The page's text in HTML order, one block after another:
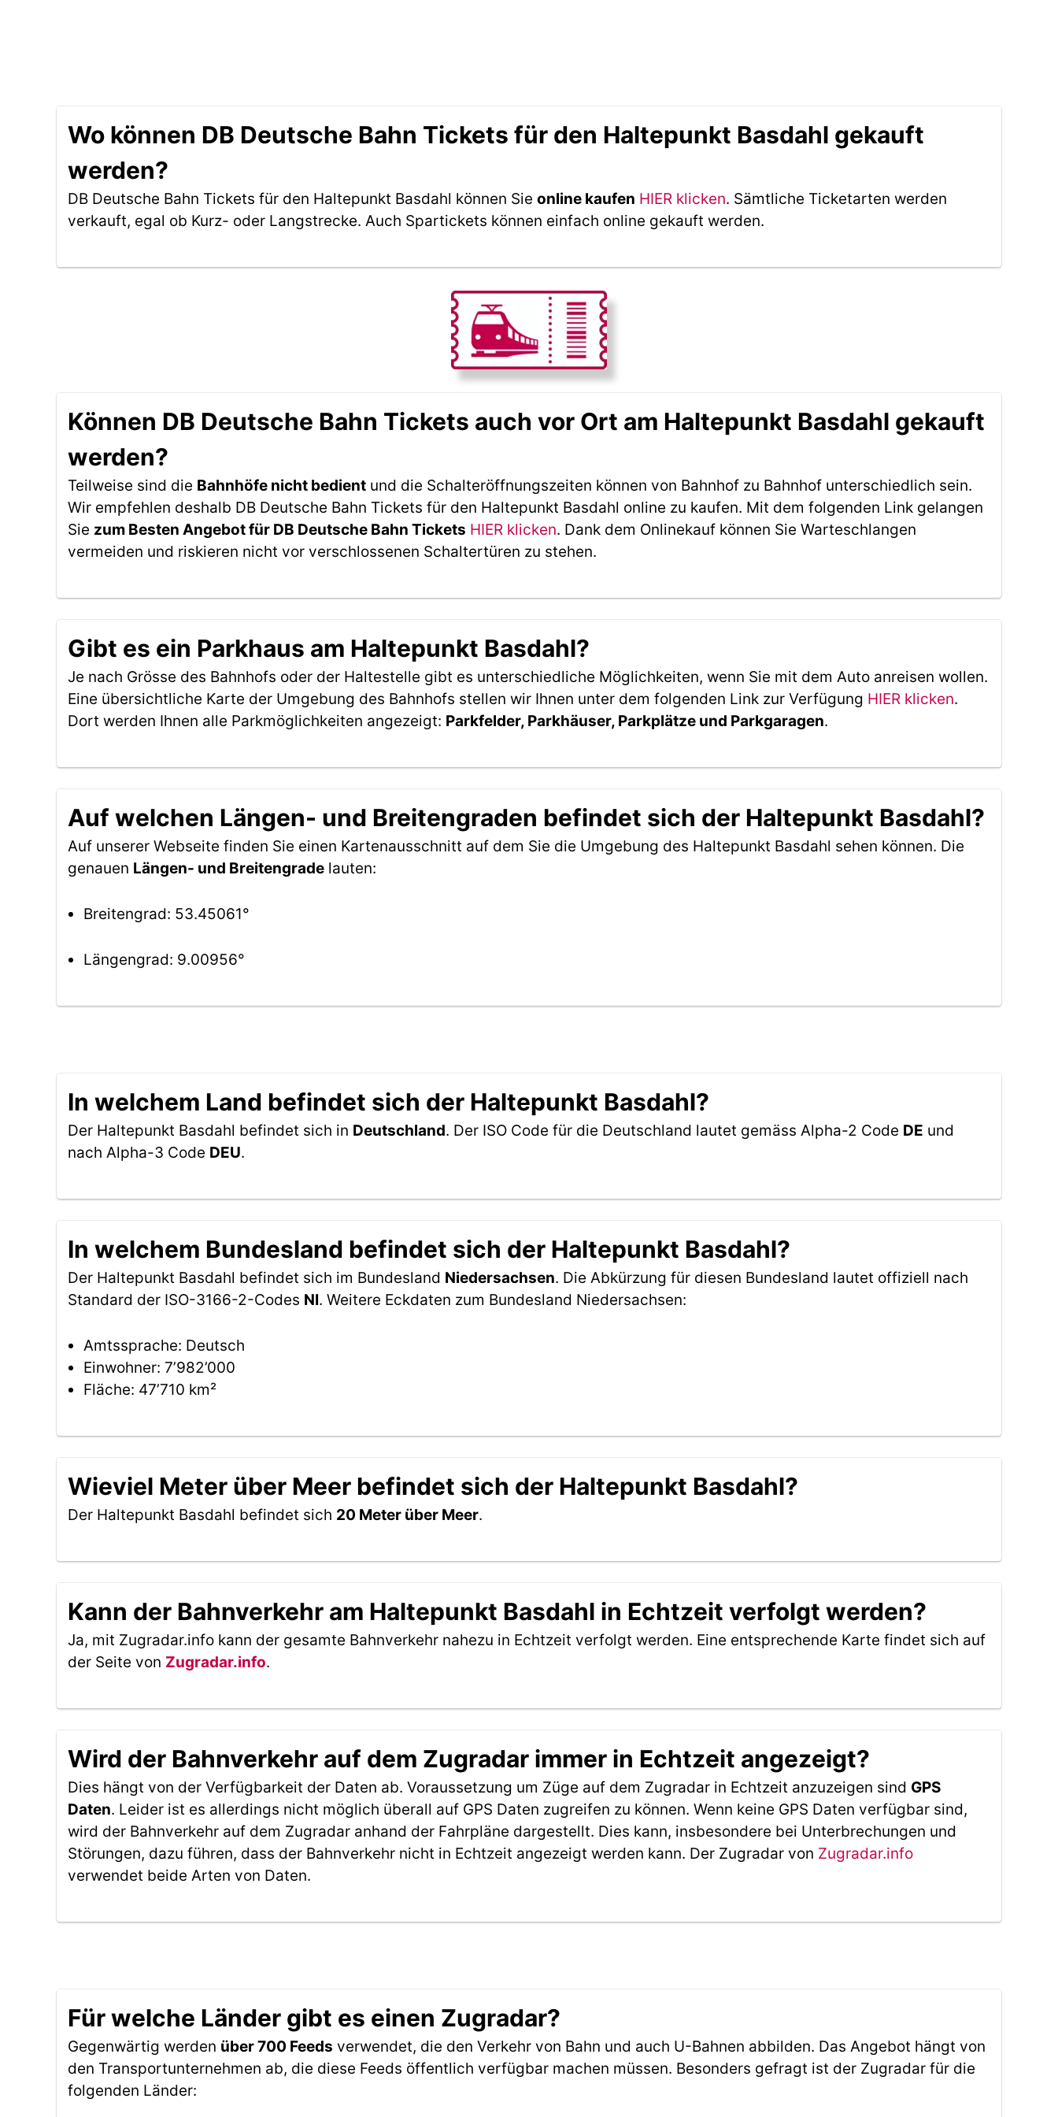
Wo können DB Deutsche Bahn Tickets für den Haltepunkt Basdahl gekauft
werden?
DB Deutsche Bahn Tickets für den Haltepunkt Basdahl können Sie online kaufen HIER klicken. Sämtliche Ticketarten werden
verkauft, egal ob Kurz- oder Langstrecke. Auch Spartickets können einfach online gekauft werden.
Können DB Deutsche Bahn Tickets auch vor Ort am Haltepunkt Basdahl gekauft
werden?
Teilweise sind die Bahnhöfe nicht bedient und die Schalteröffnungszeiten können von Bahnhof zu Bahnhof unterschiedlich sein.
Wir empfehlen deshalb DB Deutsche Bahn Tickets für den Haltepunkt Basdahl online zu kaufen. Mit dem folgenden Link gelangen
Sie zum Besten Angebot für DB Deutsche Bahn Tickets HIER klicken. Dank dem Onlinekauf können Sie Warteschlangen
vermeiden und riskieren nicht vor verschlossenen Schaltertüren zu stehen.
Gibt es ein Parkhaus am Haltepunkt Basdahl?
Je nach Grösse des Bahnhofs oder der Haltestelle gibt es unterschiedliche Möglichkeiten, wenn Sie mit dem Auto anreisen wollen.
Eine übersichtliche Karte der Umgebung des Bahnhofs stellen wir Ihnen unter dem folgenden Link zur Verfügung HIER klicken.
Dort werden Ihnen alle Parkmöglichkeiten angezeigt: Parkfelder, Parkhäuser, Parkplätze und Parkgaragen.
Auf welchen Längen- und Breitengraden befindet sich der Haltepunkt Basdahl?
Auf unserer Webseite finden Sie einen Kartenausschnitt auf dem Sie die Umgebung des Haltepunkt Basdahl sehen können. Die
genauen Längen- und Breitengrade lauten:
Breitengrad: 53.45061°
Längengrad: 9.00956°
In welchem Land befindet sich der Haltepunkt Basdahl?
Der Haltepunkt Basdahl befindet sich in Deutschland. Der ISO Code für die Deutschland lautet gemäss Alpha-2 Code DE und
nach Alpha-3 Code DEU.
In welchem Bundesland befindet sich der Haltepunkt Basdahl?
Der Haltepunkt Basdahl befindet sich im Bundesland Niedersachsen. Die Abkürzung für diesen Bundesland lautet offiziell nach
Standard der ISO-3166-2-Codes NI. Weitere Eckdaten zum Bundesland Niedersachsen:
Amtssprache: Deutsch
Einwohner: 7’982’000
Fläche: 47’710 km²
Wieviel Meter über Meer befindet sich der Haltepunkt Basdahl?
Der Haltepunkt Basdahl befindet sich 20 Meter über Meer.
Kann der Bahnverkehr am Haltepunkt Basdahl in Echtzeit verfolgt werden?
Ja, mit Zugradar.info kann der gesamte Bahnverkehr nahezu in Echtzeit verfolgt werden. Eine entsprechende Karte findet sich auf
der Seite von Zugradar.info.
Wird der Bahnverkehr auf dem Zugradar immer in Echtzeit angezeigt?
Dies hängt von der Verfügbarkeit der Daten ab. Voraussetzung um Züge auf dem Zugradar in Echtzeit anzuzeigen sind GPS
Daten. Leider ist es allerdings nicht möglich überall auf GPS Daten zugreifen zu können. Wenn keine GPS Daten verfügbar sind,
wird der Bahnverkehr auf dem Zugradar anhand der Fahrpläne dargestellt. Dies kann, insbesondere bei Unterbrechungen und
Störungen, dazu führen, dass der Bahnverkehr nicht in Echtzeit angezeigt werden kann. Der Zugradar von Zugradar.info
verwendet beide Arten von Daten.
Für welche Länder gibt es einen Zugradar?
Gegenwärtig werden über 700 Feeds verwendet, die den Verkehr von Bahn und auch U-Bahnen abbilden. Das Angebot hängt von
den Transportunternehmen ab, die diese Feeds öffentlich verfügbar machen müssen. Besonders gefragt ist der Zugradar für die
folgenden Länder: